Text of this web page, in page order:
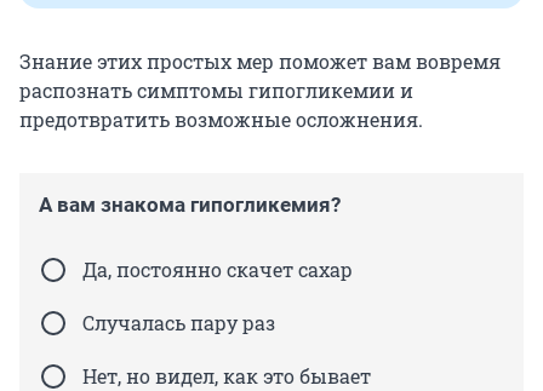
Знание этих простых мер поможет вам вовремя
распознать симптомы гипогликемии и
предотвратить возможные осложнения.
А вам знакома гипогликемия?
Да, постоянно скачет сахар
Случалась пару раз
Нет, но видел, как это бывает